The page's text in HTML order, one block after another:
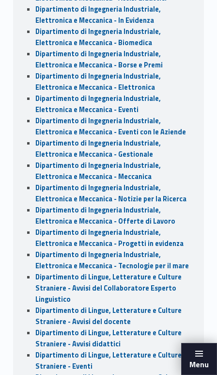
Menu
Dipartimento di Ingegneria Industriale,
Elettronica e Meccanica - In Evidenza
Dipartimento di Ingegneria Industriale,
Elettronica e Meccanica - Biomedica
Dipartimento di Ingegneria Industriale,
Elettronica e Meccanica - Borse e Premi
Dipartimento di Ingegneria Industriale,
Elettronica e Meccanica - Elettronica
Dipartimento di Ingegneria Industriale,
Elettronica e Meccanica - Eventi
Dipartimento di Ingegneria Industriale,
Elettronica e Meccanica - Eventi con le Aziende
Dipartimento di Ingegneria Industriale,
Elettronica e Meccanica - Gestionale
Dipartimento di Ingegneria Industriale,
Elettronica e Meccanica - Meccanica
Dipartimento di Ingegneria Industriale,
Elettronica e Meccanica - Notizie per la Ricerca
Dipartimento di Ingegneria Industriale,
Elettronica e Meccanica - Offerte di Lavoro
Dipartimento di Ingegneria Industriale,
Elettronica e Meccanica - Progetti in evidenza
Dipartimento di Ingegneria Industriale,
Elettronica e Meccanica - Tecnologie per il mare
Dipartimento di Lingue, Letterature e Culture
Straniere - Avvisi del Collaboratore Esperto
Linguistico
Dipartimento di Lingue, Letterature e Culture
Straniere - Avvisi del docente
Dipartimento di Lingue, Letterature e Culture
Straniere - Avvisi didattici
Dipartimento di Lingue, Letterature e Culture
Straniere - Eventi